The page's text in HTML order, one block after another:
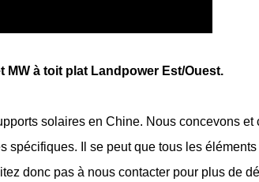
MW à toit plat Landpower Est/Ouest.
solaires en Chine. Nous concevons
spécifiques. Il se peut que tous les
donc pas à nous contacter pour plus de